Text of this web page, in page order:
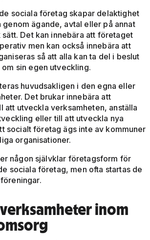
sociala företag skapar delaktighet
ägande, avtal eller på annat
Det kan innebära att företaget
men kan också innebära att
så att alla kan ta del i beslut
sin egen utveckling.
huvudsakligen i den egna eller
Det brukar innebära att
att utveckla verksamheten, anställa
eller till att utveckla nya
socialt företag ägs inte av kommuner
organisationer.
någon självklar företagsform för
sociala företag, men ofta startas de
inom